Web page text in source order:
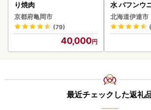
り焼肉
京都府亀岡市
(79)
40,000
水 バフンウ
ク 計200g
付き》うに
海の幸 魚介
司 濃厚 無
取り寄せ 山
北海道伊達市
最近チェックした返礼